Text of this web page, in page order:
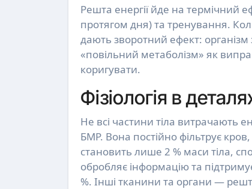
Решта енергії йде на термічний
протягом дня) та тренування.
дають зворотний ефект:
«повільний метаболізм» як
коригувати.
Фізіологія в
Не всі частини тіла витрачають
БМР. Вона постійно фільтрує
становить лише 2 % маси тіла,
обробляє інформацію та
%. Інші тканини та органи —